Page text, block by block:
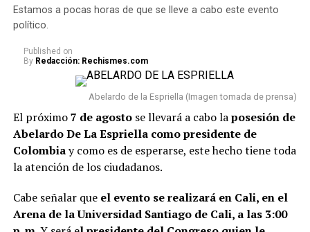
A continuación te presentamos algunos consejos,
respecto a qué
1. Uno de los principales reglas esevitar acumular
objetos rotos o dañados. Cosas como espejos partidos,
relojes que no funcionan o electrodomésticos sin
funcionamiento suelen asociarse con el estancamiento y
la dificultad para avanzar.
2. También se recomienda deshacerse de la ropa que
espacio innecesario en el closet, conservar estas
prendas pueden dificultar la sensación de renovación
Estamos a pocas horas de que se lleve a cabo este evento
político.
Published on
By Redacción: Rechismes.com
Abelardo de la Espriella (Imagen tomada de prensa)
El próximo7 de agostose llevará a cabo laposesión de
Abelardo De La Espriella como presidente de
Colombiay como es de esperarse, este hecho tiene toda
la atención de los ciudadanos.
Cabe señalar que el evento se realizará en Cali, en el
Arena de la Universidad Santiago de Cali, a las 3:00